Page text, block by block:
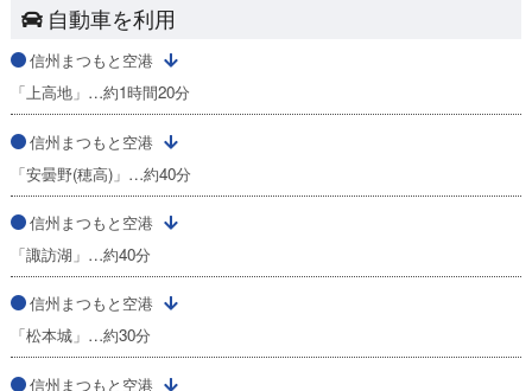
自動車を利用
信州まつもと空港
「上高地」…約1時間20分
信州まつもと空港
「安曇野(穂高)」…約40分
信州まつもと空港
「諏訪湖」…約40分
信州まつもと空港
「松本城」…約30分
信州まつもと空港